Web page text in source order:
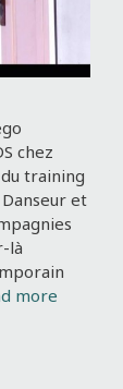
chez
training
et
là
more